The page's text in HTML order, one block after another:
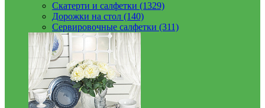
Скатерти и салфетки (1329)
Дорожки на стол (140)
Сервировочные салфетки (311)